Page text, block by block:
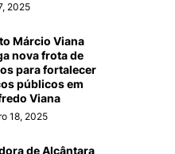
2025
Márcio Viana
nova frota de
para fortalecer
públicos em
Viana
18, 2025
de Alcântara